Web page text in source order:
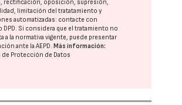
rectificación, oposición, supresión,
limitación del tratatamiento y
automatizadas: contacte con
DPD . Si considera que el tratamiento no
a la normativa vigente, puede presentar
ante laAEPD .Más información:
de Protección de Datos